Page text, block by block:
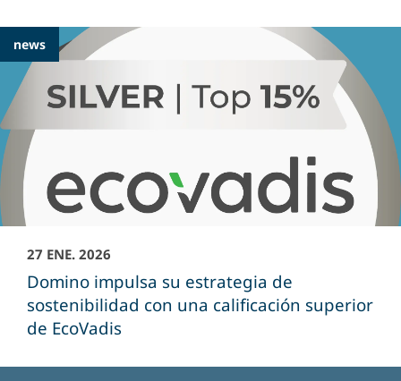
news
27 ENE. 2026
Domino impulsa su estrategia de
sostenibilidad con una calificación superior
de EcoVadis